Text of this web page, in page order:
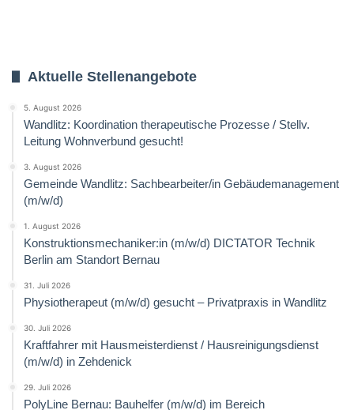
Aktuelle Stellenangebote
5. August 2026
Wandlitz: Koordination therapeutische Prozesse / Stellv.
Leitung Wohnverbund gesucht!
3. August 2026
Gemeinde Wandlitz: Sachbearbeiter/in Gebäudemanagement
(m/w/d)
1. August 2026
Konstruktionsmechaniker:in (m/w/d) DICTATOR Technik
Berlin am Standort Bernau
31. Juli 2026
Physiotherapeut (m/w/d) gesucht – Privatpraxis in Wandlitz
30. Juli 2026
Kraftfahrer mit Hausmeisterdienst / Hausreinigungsdienst
(m/w/d) in Zehdenick
29. Juli 2026
PolyLine Bernau: Bauhelfer (m/w/d) im Bereich